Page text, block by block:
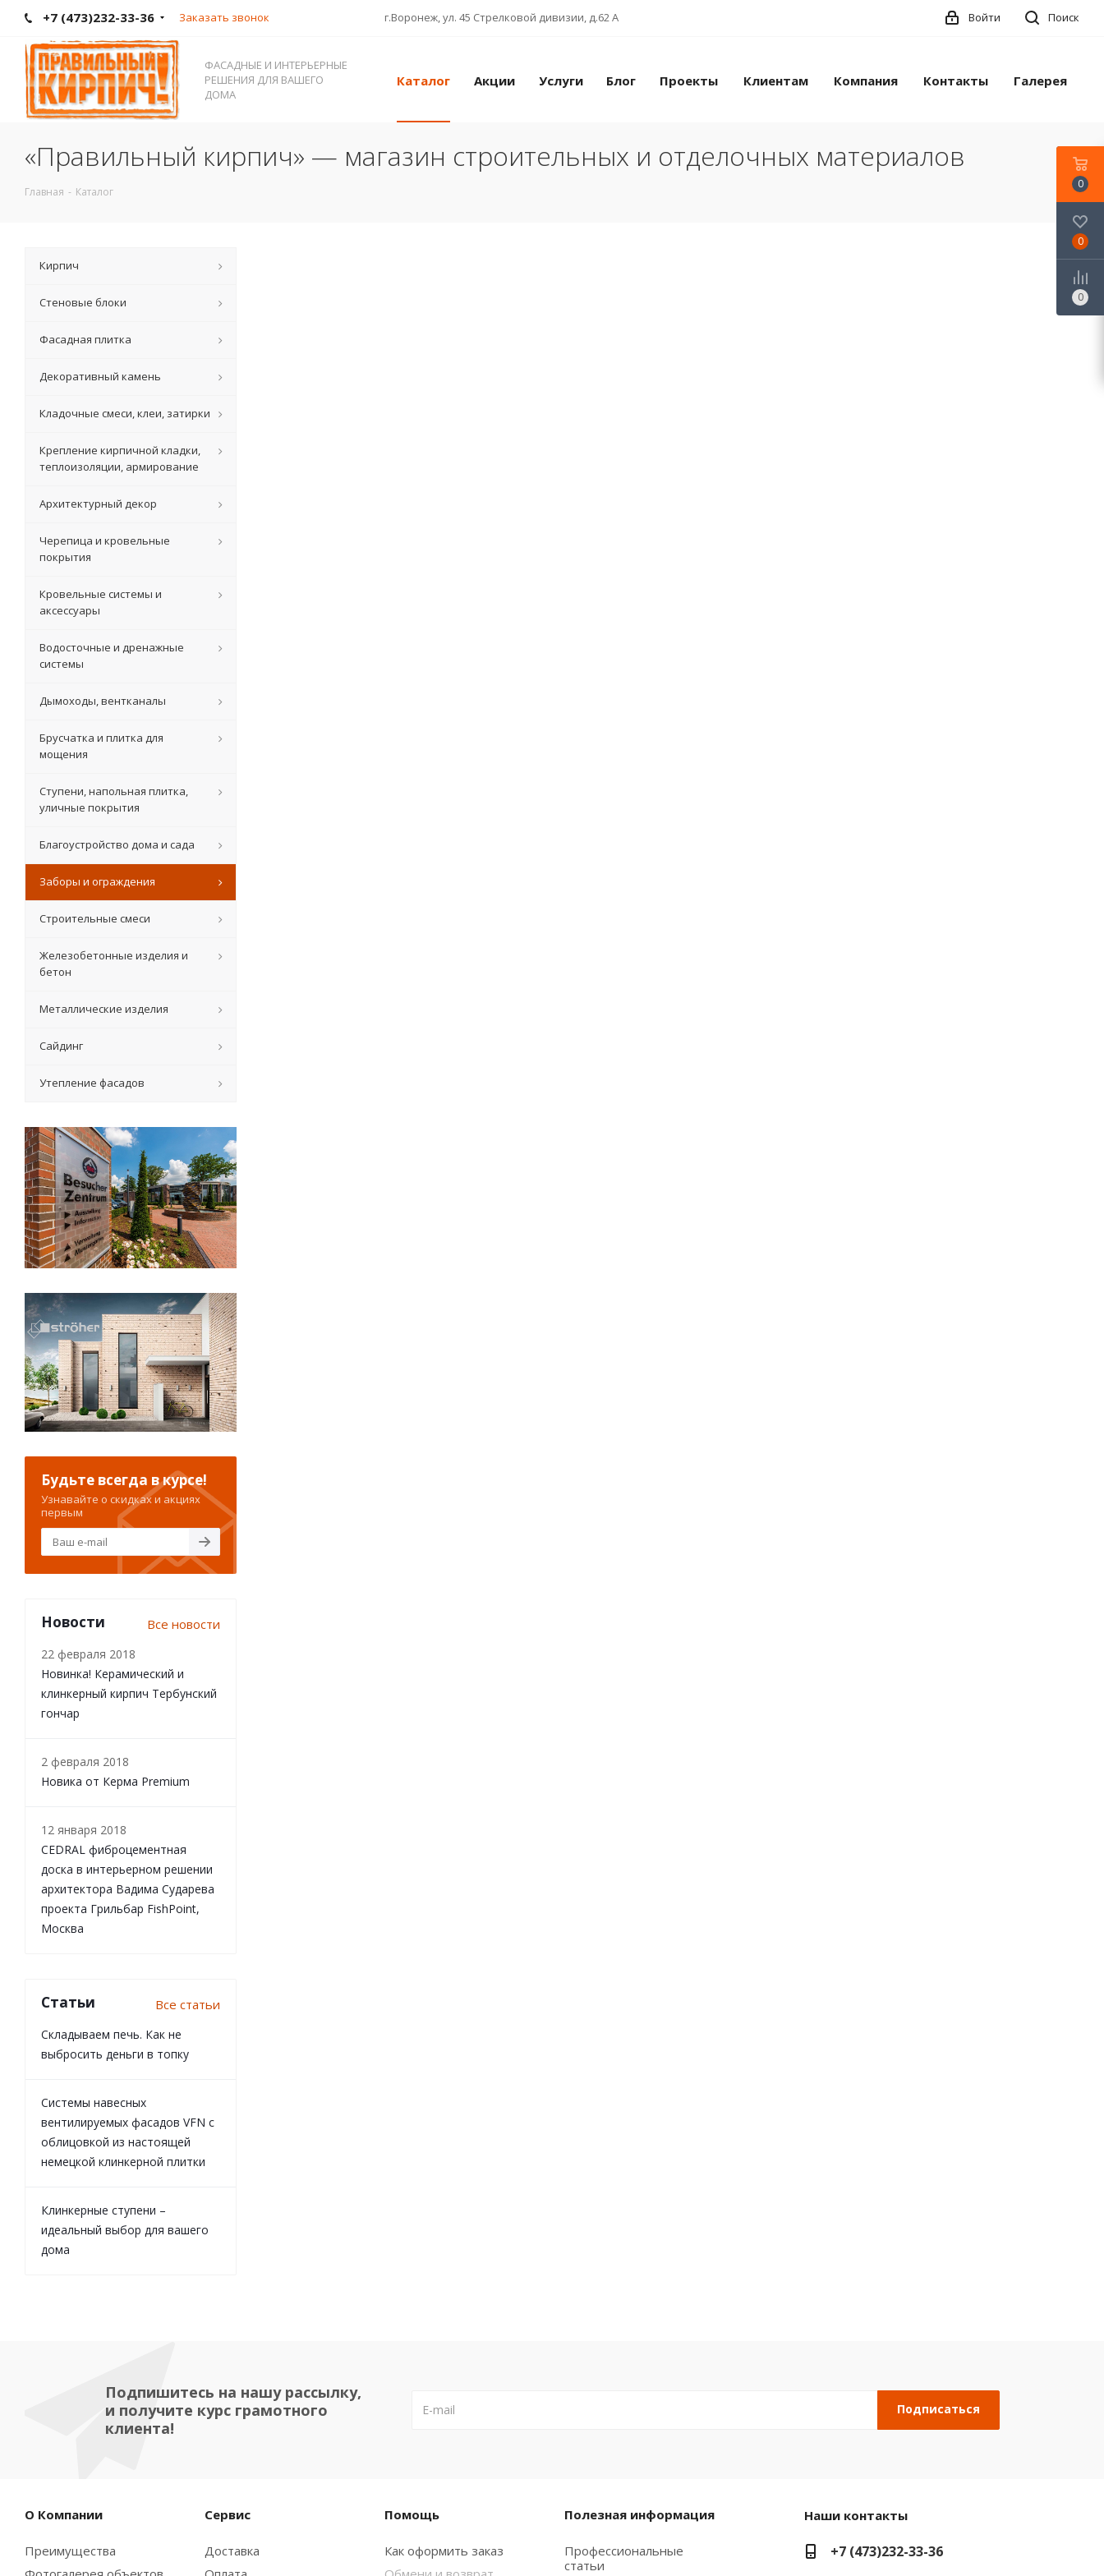
+7 (473)232-33-36 Заказать звонок г.Воронеж, ул. 45 Стрелковой дивизии, д.62 А Поиск
Войти
ФАСАДНЫЕ И ИНТЕРЬЕРНЫЕ
РЕШЕНИЯ ДЛЯ ВАШЕГО
ДОМА
Каталог Акции Услуги Блог Проекты Клиентам Компания Контакты Галерея
«Правильный кирпич» — магазин строительных и отделочных материалов
Главная - Каталог
Кирпич
Стеновые блоки
Фасадная плитка
Декоративный камень
Кладочные смеси, клеи, затирки
Крепление кирпичной кладки,
теплоизоляции, армирование
Архитектурный декор
Черепица и кровельные
покрытия
Кровельные системы и
аксессуары
Водосточные и дренажные
системы
Дымоходы, вентканалы
Брусчатка и плитка для
мощения
Ступени, напольная плитка,
уличные покрытия
Благоустройство дома и сада
Заборы и ограждения
Строительные смеси
Железобетонные изделия и
бетон
Металлические изделия
Сайдинг
Утепление фасадов
Будьте всегда в курсе!
Узнавайте о скидках и акциях
первым
Новости Все новости
22 февраля 2018
Новинка! Керамический и
клинкерный кирпич Тербунский
гончар
2 февраля 2018
Новика от Керма Premium
12 января 2018
CEDRAL фиброцементная
доска в интерьерном решении
архитектора Вадима Сударева
проекта Грильбар FishPoint,
Москва
Статьи Все статьи
Складываем печь. Как не
выбросить деньги в топку
Системы навесных
вентилируемых фасадов VFN с
облицовкой из настоящей
немецкой клинкерной плитки
Клинкерные ступени –
идеальный выбор для вашего
дома
Подпишитесь на нашу рассылку,
и получите курс грамотного
клиента!
О Компании
Преимущества
Сервис
Доставка
Помощь
Как оформить заказ
Полезная информация
Профессиональные
статьи
Наши контакты
+7 (473)232-33-36
0
0
0